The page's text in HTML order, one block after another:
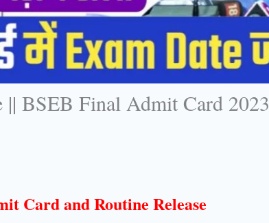
BSEB Final Admit Card 2023
Card and Routine Release